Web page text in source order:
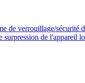
de verrouillage/sécurité
surpression de l'appareil